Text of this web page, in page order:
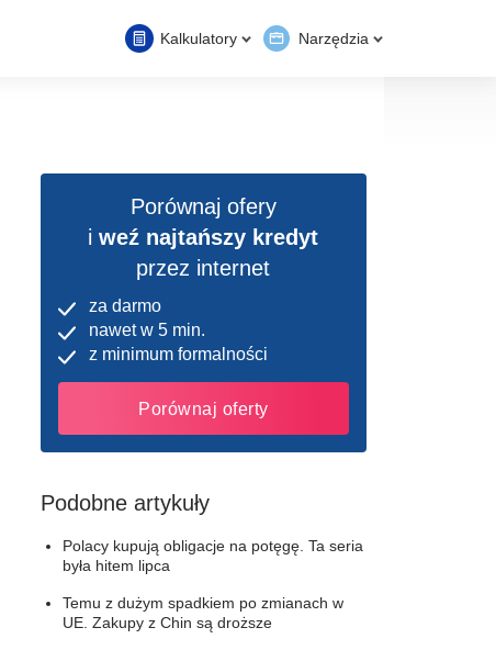
Kalkulatory Narzędzia
Porównaj ofery
iweź najtańszy kredyt
przez internet
za darmo
nawet w 5 min.
z minimum formalności
Porównaj oferty
Podobne artykuły
Polacy kupują obligacje na potęgę. Ta seria
była hitem lipca
Temu z dużym spadkiem po zmianach w
UE. Zakupy z Chin są droższe